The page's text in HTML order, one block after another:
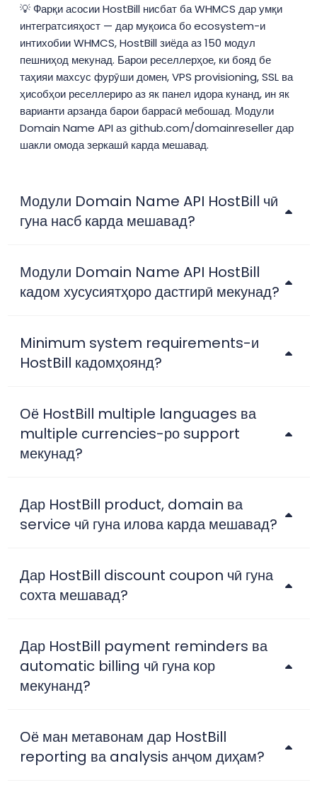
💡 Фарқи асосии HostBill нисбат ба WHMCS дар умқи
интегратсияҳост — дар муқоиса бо ecosystem-и
интихобии WHMCS, HostBill зиёда аз 150 модул
пешниҳод мекунад. Барои реселлерҳое, ки бояд бе
таҳияи махсус фурӯши домен, VPS provisioning, SSL ва
ҳисобҳои реселлериро аз як панел идора кунанд, ин як
варианти арзанда барои баррасӣ мебошад. Модули
Domain Name API аз github.com/domainreseller дар
шакли омода зеркашӣ карда мешавад.
Модули Domain Name API HostBill чӣ
гуна насб карда мешавад?
Модули Domain Name API HostBill
кадом хусусиятҳоро дастгирӣ мекунад?
Minimum system requirements-и
HostBill кадомҳоянд?
Оё HostBill multiple languages ва
multiple currencies-ро support
мекунад?
Дар HostBill product, domain ва
service чӣ гуна илова карда мешавад?
Дар HostBill discount coupon чӣ гуна
сохта мешавад?
Дар HostBill payment reminders ва
automatic billing чӣ гуна кор
мекунанд?
Оё ман метавонам дар HostBill
reporting ва analysis анҷом диҳам?